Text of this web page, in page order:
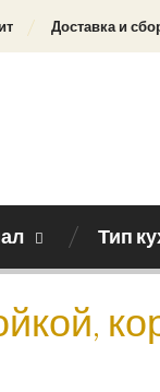
Доставка и
Тип